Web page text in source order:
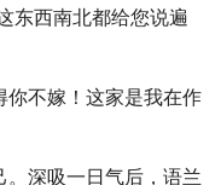
东西南北都给您说遍
你不嫁！这家是我在作
深吸一日气后，语兰